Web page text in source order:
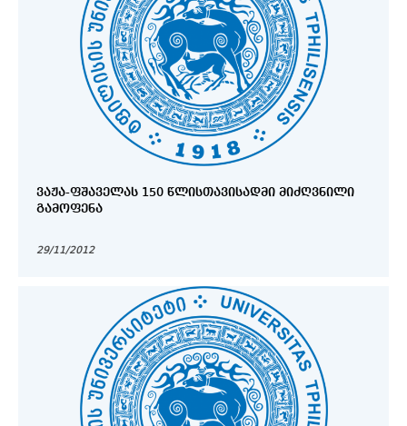
ᲕᲐᲟᲐ-ᲤᲨᲐᲕᲔᲚᲐᲡ 150 ᲬᲚᲘᲡᲗᲐᲕᲘᲡᲐᲓᲛᲘ ᲛᲘᲫᲦᲕᲜᲘᲚᲘ
ᲒᲐᲛᲝᲤᲔᲜᲐ
29/11/2012